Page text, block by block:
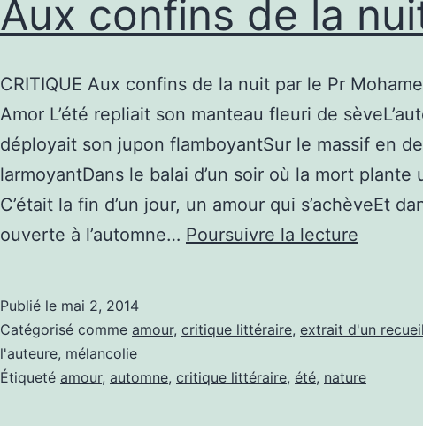
Aux confins de la
CRITIQUE Aux confins de la nuit par le Pr
Amor L’été repliait son manteau fleuri de
déployait son jupon flamboyantSur le massif en
larmoyantDans le balai d’un soir où la mort plante
C’était la fin d’un jour, un amour qui s’achèveEt
ouverte à l’automne… Poursuivre la lecture
la
Publié le mai 2, 2014
Catégorisé comme amour, critique littéraire, extrait d'un
l'auteure, mélancolie
Étiqueté amour, automne, critique littéraire, été, nature